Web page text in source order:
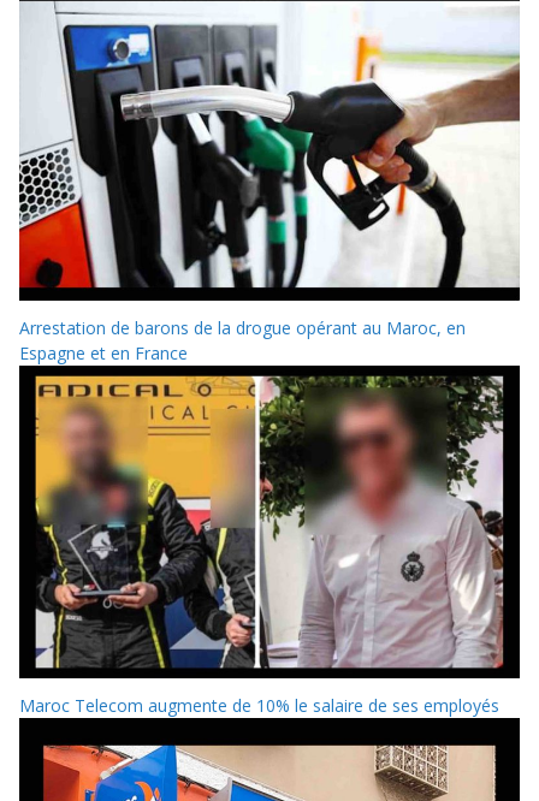
Arrestation de barons de la drogue opérant au Maroc, en
Espagne et en France
Maroc Telecom augmente de 10% le salaire de ses employés